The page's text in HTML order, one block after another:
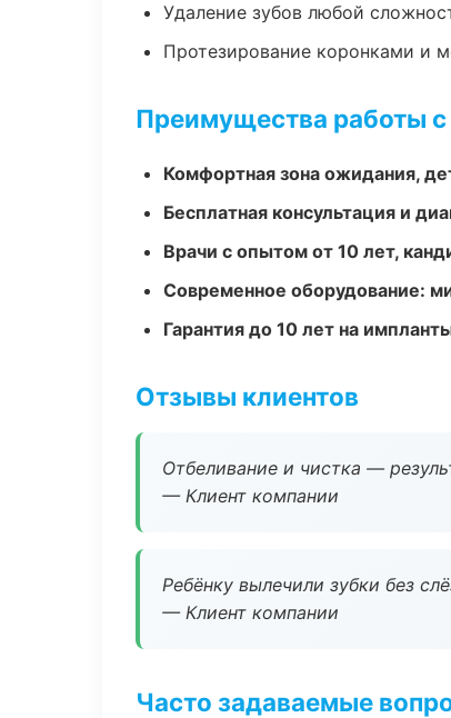
Удаление зубов любой
Протезирование коронками и
Преимущества работы
Комфортная зона ожидания,
Бесплатная консультация и
Врачи с опытом от 10 лет,
Современное оборудование:
Гарантия до 10 лет на
Отзывы клиентов
Отбеливание и чистка —
— Клиент компании
Ребёнку вылечили зубки без
— Клиент компании
Часто задаваемые